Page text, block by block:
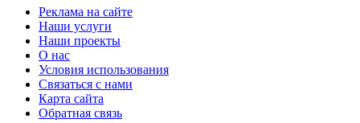
Реклама на сайте
Наши услуги
Наши проекты
О нас
Условия использования
Связаться с нами
Карта сайта
Обратная связь